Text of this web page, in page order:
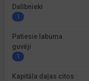
Dalībnieki
1
Patiesie labuma
guvēji
1
Kapitāla daļas citos